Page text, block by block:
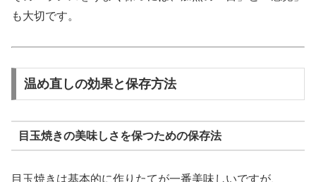
も大切です。
温め直しの効果と保存方法
目玉焼きの美味しさを保つための保存法
目玉焼きは基本的に作りたてが一番美味しいですが、